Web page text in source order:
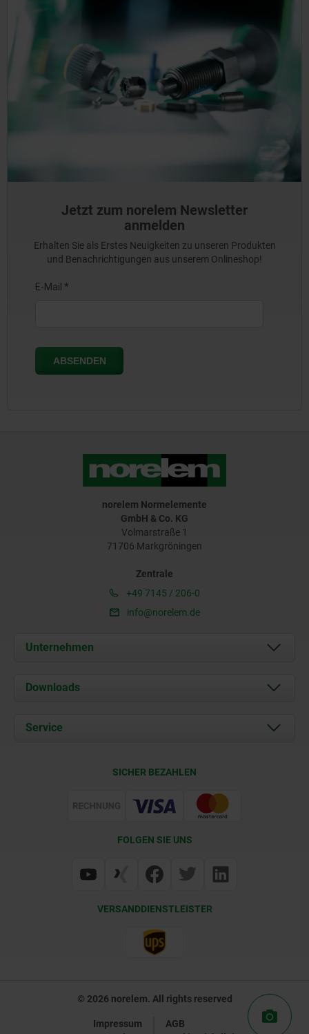
Jetzt zum norelem Newsletter
anmelden
Erhalten Sie als Erstes Neuigkeiten zu unseren Produkten
und Benachrichtigungen aus unserem Onlineshop!
norelem Normelemente
GmbH & Co. KG
Volmarstraße 1
71706 Markgröningen
Zentrale
+49 7145 / 206-0
info@norelem.de
Unternehmen
Über uns
Karriere
Downloads
Dokumente
Service
Web Support
SICHER BEZAHLEN
FOLGEN SIE UNS
VERSANDDIENSTLEISTER
© 2026 norelem. All rights reserved
Impressum
AGB